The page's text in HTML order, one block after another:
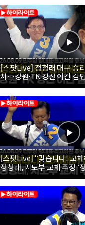
[스팟Live] 정청래 대구 승
차…강원·TK 경선 이긴 김
26.08.09 더불어민주당 당
보 대구·경북 합동연설회
[스팟Live] “맞습니다! 교
정청래, 지도부 교체 주장 ‘
26.08.09 더불어민주당 당
보 대구·경북 합동연설회